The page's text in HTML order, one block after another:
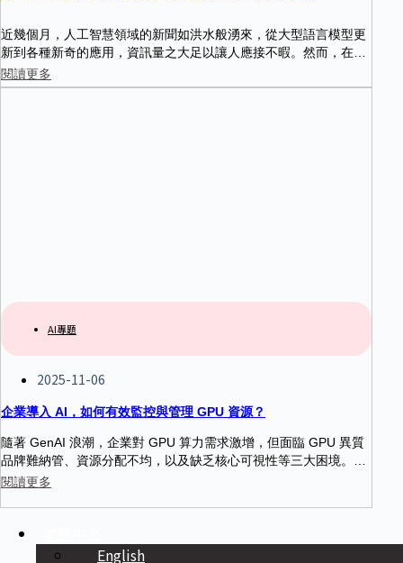
近幾個月，人工智慧領域的新聞如洪水般湧來，從大型語言模型更
新到各種新奇的應用，資訊量之大足以讓人應接不暇。然而，在這
片喧囂之中，有幾項發展不僅僅是漸進式的改進，它們的出現令人
驚訝，甚至顛覆了我們對AI…
閱讀更多
AI專題
2025-11-06
企業導入 AI，如何有效監控與管理 GPU 資源？
隨著 GenAI 浪潮，企業對 GPU 算力需求激增，但面臨 GPU 異質
品牌難納管、資源分配不均，以及缺乏核心可視性等三大困境。本
篇文章將會帶您了解企業該如何有效管理GPU資源。
閱讀更多
English